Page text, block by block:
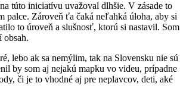
túto iniciatívu uvažoval dlhšie. V zásade to
palce. Zároveň ťa čaká neľahká úloha, aby si
to úroveň a slušnosť, ktorú si nastavil. Som
lebo ak sa nemýlim, tak na Slovensku nie sú
by som aj nejakú mapku vo videu, prípadne
či je to vhodné aj pre neplavcov, deti, aké